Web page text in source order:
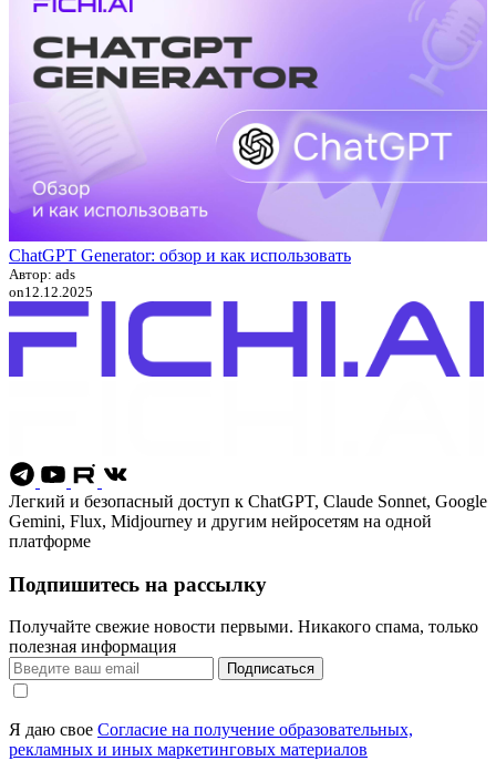
ChatGPT Generator: обзор и как использовать
Автор: ads
on12.12.2025
Легкий и безопасный доступ к ChatGPT, Claude Sonnet, Google
Gemini, Flux, Midjourney и другим нейросетям на одной
платформе
Подпишитесь на рассылку
Получайте свежие новости первыми. Никакого спама, только
полезная информация
Подписаться
Я даю свое Согласие на получение образовательных,
рекламных и иных маркетинговых материалов